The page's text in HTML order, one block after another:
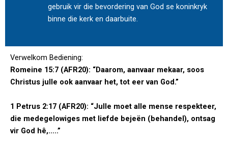
gebruik vir die bevordering van God se koninkryk
binne die kerk en daarbuite.
Verwelkom Bediening:
Romeine 15:7 (AFR20): “Daarom, aanvaar mekaar, soos
Christus julle ook aanvaar het, tot eer van God.”
1 Petrus 2:17 (AFR20): “Julle moet alle mense respekteer,
die medegelowiges met liefde bejeën (behandel), ontsag
vir God hê,…..”